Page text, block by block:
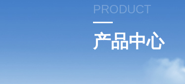
PRODUCT
产品中心